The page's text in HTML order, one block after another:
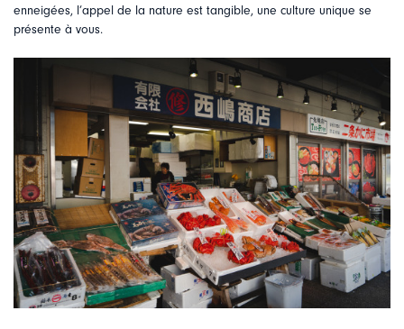
enneigées, l’appel de la nature est tangible, une culture unique se
présente à vous.